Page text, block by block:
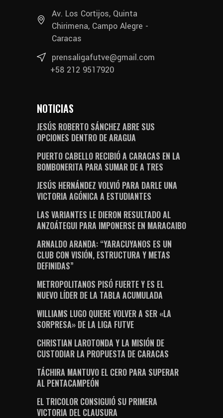
Av. Los Cortijos, Quinta
Chirimena, Campo Alegre -
Caracas
prensaligafutve@gmail.com
+58 212 9517920
NOTICIAS
JESÚS ROBERTO SÁNCHEZ ABRE SUS
OPCIONES DENTRO DE ARAGUA
PUERTO CABELLO RECIBIÓ A CARACAS EN LA
BOMBONERITA PARA SUMAR DE A TRES
JESÚS HERNÁNDEZ VOLVIÓ PARA DARLE UNA
VICTORIA AGÓNICA A ESTUDIANTES
LAS VARIANTES LE DIERON RESULTADO AL
ANZOÁTEGUI PARA IMPONERSE EN MARACAIBO
ARNALDO ARANDA: “YARACUYANOS ES UN
CLUB CON VISIÓN, ESTRUCTURA Y METAS
DEFINIDAS”
METROPOLITANOS PISÓ FUERTE Y ES EL
NUEVO LÍDER DE LA TABLA ACUMULADA
WILLIAMS LUGO QUIERE VOLVER A SER «LA
SORPRESA» DE LA LIGA FUTVE
CHRISTIAN LAROTONDA Y LA MISIÓN DE
CUSTODIAR LA PROPUESTA DE CARACAS
TÁCHIRA MANTUVO EL CERO PARA SUPERAR
AL PENTACAMPEÓN
EL TRICOLOR CONSIGUIÓ SU PRIMERA
VICTORIA DEL CLAUSURA